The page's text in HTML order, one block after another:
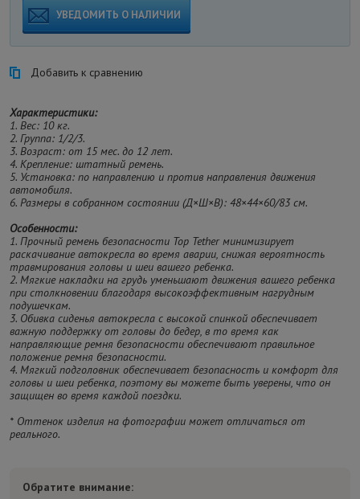
УВЕДОМИТЬ О НАЛИЧИИ
Добавить к сравнению
Характеристики:
1. Вес: 10 кг.
2. Группа: 1/2/3.
3. Возраст: от 15 мес. до 12 лет.
4. Крепление: штатный ремень.
5. Установка: по направлению и против направления движения
автомобиля.
6. Размеры в собранном состоянии (Д×Ш×В): 48×44×60/83 см.
Особенности:
1. Прочный ремень безопасности Top Tether минимизирует
раскачивание автокресла во время аварии, снижая вероятность
травмирования головы и шеи вашего ребенка.
2. Мягкие накладки на грудь уменьшают движения вашего ребенка
при столкновении благодаря высокоэффективным нагрудным
подушечкам.
3. Обивка сиденья автокресла с высокой спинкой обеспечивает
важную поддержку от головы до бедер, в то время как
направляющие ремня безопасности обеспечивают правильное
положение ремня безопасности.
4. Мягкий подголовник обеспечивает безопасность и комфорт для
головы и шеи ребенка, поэтому вы можете быть уверены, что он
защищен во время каждой поездки.
* Оттенок изделия на фотографии может отличаться от
реального.
Обратите внимание: